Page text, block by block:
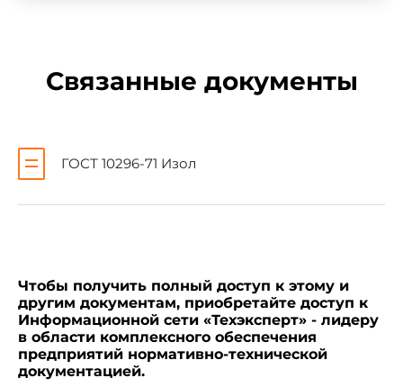
Беларусь
Кыргызская Республика
Республика Молдова
Министерство развития
Республика Таджикистан
Комитет по делам
Таджикистан
Республика Узбекистан
Государственный
архитектуре и
Связанные документы
ГОСТ 10296-71 Изол
Чтобы получить полный доступ к этому и
другим документам, приобретайте доступ к
Информационной сети «Техэксперт» - лидеру
в области комплексного обеспечения
предприятий нормативно-технической
документацией.